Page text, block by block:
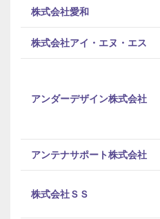
株式会社愛和
株式会社アイ・エヌ・エス
アンダーデザイン株式会社
アンテナサポート株式会社
株式会社ＳＳ